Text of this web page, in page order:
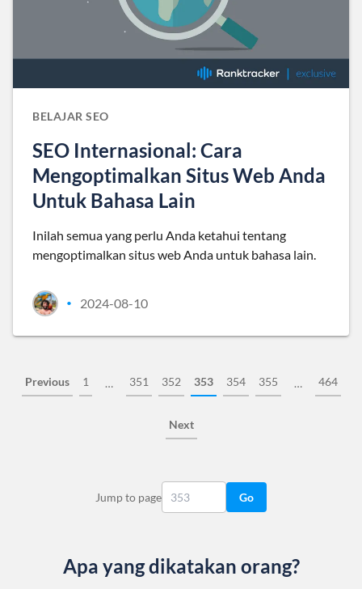
BELAJAR SEO
SEO Internasional: Cara
Mengoptimalkan Situs Web Anda
Untuk Bahasa Lain
Inilah semua yang perlu Anda ketahui tentang
mengoptimalkan situs web Anda untuk bahasa lain.
• 2024-08-10
Previous 1 … 351 352 353 354 355 … 464
Next
Jump to page Go
Apa yang dikatakan orang?